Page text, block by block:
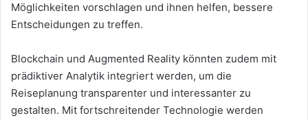
Möglichkeiten vorschlagen und ihnen helfen, bessere
Entscheidungen zu treffen.
Blockchain und Augmented Reality könnten zudem mit
prädiktiver Analytik integriert werden, um die
Reiseplanung transparenter und interessanter zu
gestalten. Mit fortschreitender Technologie werden